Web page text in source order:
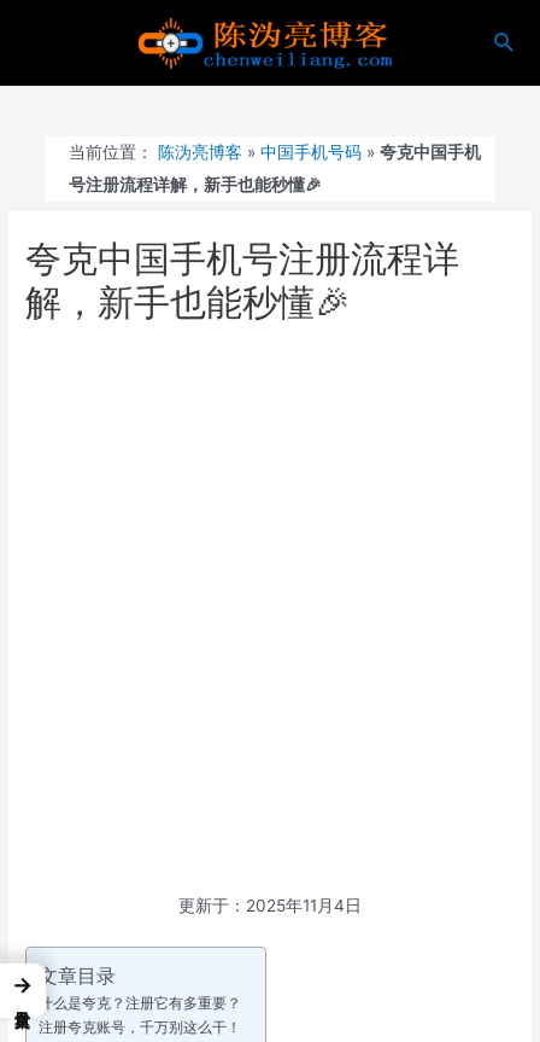
搜
当前位置： 陈沩亮博客 »中国手机号码 »夸克中国手机
号注册流程详解，新手也能秒懂🎉
夸克中国手机号注册流程详
解，新手也能秒懂🎉
更新于：2025年11月4日
文章目录
什么是夸克？注册它有多重要？
注册夸克账号，千万别这么干！
→